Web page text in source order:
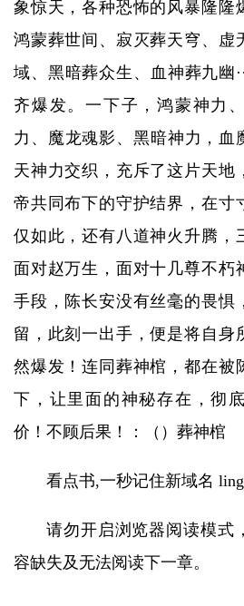
象惊天，各种恐怖的风暴隆隆
鸿蒙葬世间、寂灭葬天穹、虚
域、黑暗葬众生、血神葬九幽
齐爆发。一下子，鸿蒙神力
力、魔龙魂影、黑暗神力，血
天神力交织，充斥了这片天地
帝共同布下的守护结界，在寸
仅如此，还有八道神火升腾，
面对赵万生，面对十几尊不朽
手段，陈长安没有丝毫的畏惧
留，此刻一出手，便是将自身
然爆发！连同葬神棺，都在被
下，让里面的神秘存在，彻
价！不顾后果！：（）葬神棺
看点书,一秒记住新域名
请勿开启浏览器阅读模式
容缺失及无法阅读下一章。